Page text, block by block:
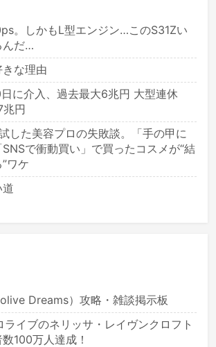
。しかもL型エンジン…このS31Zい
んだ…
な理由
に介入、過去最大6兆円 大型連休
兆円
した美容プロの失敗談。「手の甲に
で衝動買い」で買ったコスメが“結
ワケ
Dreams）攻略・雑談掲示板
ライブのネリッサ・レイヴンクロフト
100万人達成！